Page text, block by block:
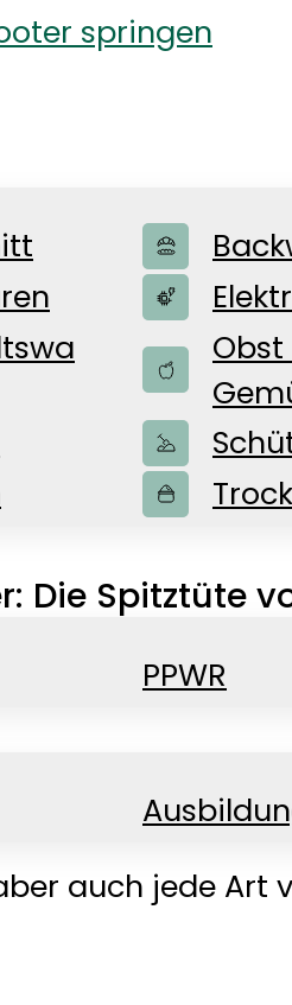
springen
Obst
PPWR
Spitztüte
für
Figur.
auch jede Art